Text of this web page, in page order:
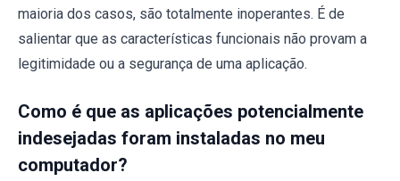
maioria dos casos, são totalmente inoperantes. É de
salientar que as características funcionais não provam a
legitimidade ou a segurança de uma aplicação.
Como é que as aplicações potencialmente
indesejadas foram instaladas no meu
computador?